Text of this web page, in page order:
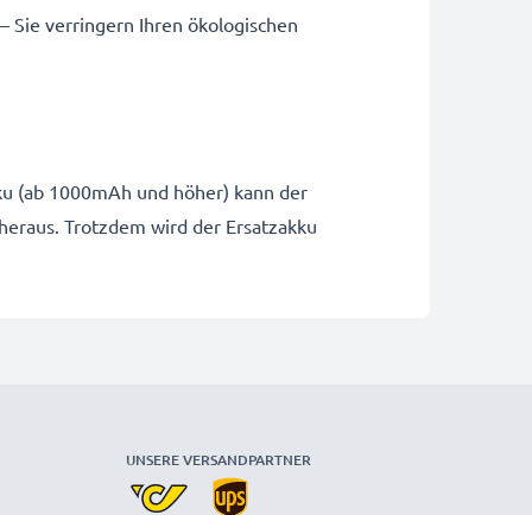
Sie verringern Ihren ökologischen
(ab 1000mAh und höher) kann der
Trotzdem wird der Ersatzakku
UNSERE VERSANDPARTNER